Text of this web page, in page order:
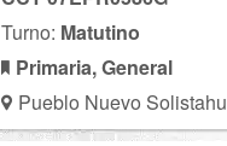
Turno: Matutino
Primaria, General
Pueblo Nuevo